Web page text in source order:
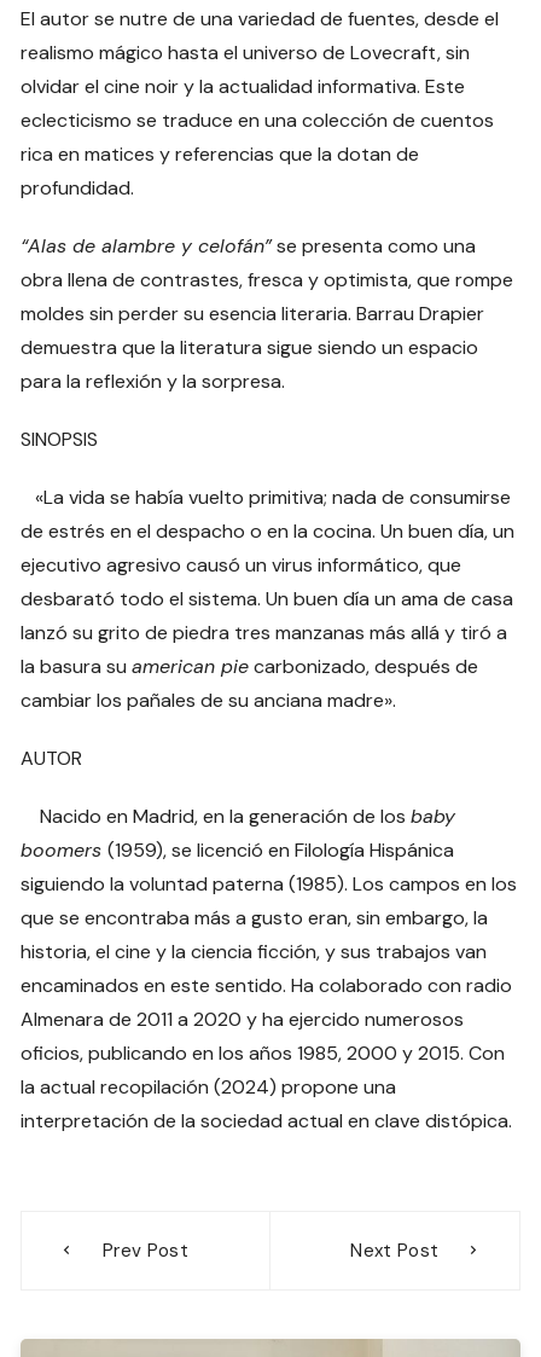
El autor se nutre de una variedad de fuentes, desde el
realismo mágico hasta el universo de Lovecraft, sin
olvidar el cine noir y la actualidad informativa. Este
eclecticismo se traduce en una colección de cuentos
rica en matices y referencias que la dotan de
profundidad.
“Alas de alambre y celofán”se presenta como una
obra llena de contrastes, fresca y optimista, que rompe
moldes sin perder su esencia literaria. Barrau Drapier
demuestra que la literatura sigue siendo un espacio
para la reflexión y la sorpresa.
SINOPSIS
«La vida se había vuelto primitiva; nada de consumirse
de estrés en el despacho o en la cocina. Un buen día, un
ejecutivo agresivo causó un virus informático, que
desbarató todo el sistema. Un buen día un ama de casa
lanzó su grito de piedra tres manzanas más allá y tiró a
la basura suamerican piecarbonizado, después de
cambiar los pañales de su anciana madre».
AUTOR
Nacido en Madrid, en la generación de losbaby
boomers(1959), se licenció en Filología Hispánica
siguiendo la voluntad paterna (1985). Los campos en los
que se encontraba más a gusto eran, sin embargo, la
historia, el cine y la ciencia ficción, y sus trabajos van
encaminados en este sentido. Ha colaborado con radio
Almenara de 2011 a 2020 y ha ejercido numerosos
oficios, publicando en los años 1985, 2000 y 2015. Con
la actual recopilación (2024) propone una
interpretación de la sociedad actual en clave distópica.
Prev Post Next Post